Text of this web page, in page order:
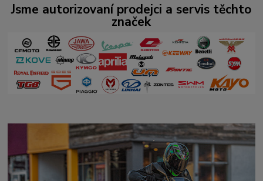
Jsme autorizovaní prodejci a servis těchto
značek